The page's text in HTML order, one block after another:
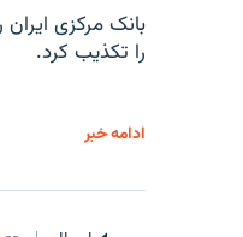
را تکذیب کرد.
ادامه خبر